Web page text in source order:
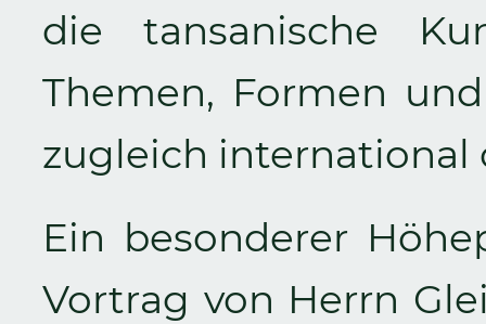
die tansanische
Themen, Formen
zugleich international
Ein besonderer
Vortrag von Herrn